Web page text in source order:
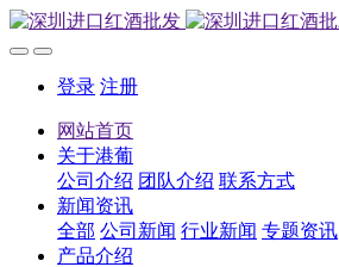
登录 注册
网站首页
关于港葡
公司介绍 团队介绍 联系方式
新闻资讯
全部 公司新闻 行业新闻 专题资讯
产品介绍